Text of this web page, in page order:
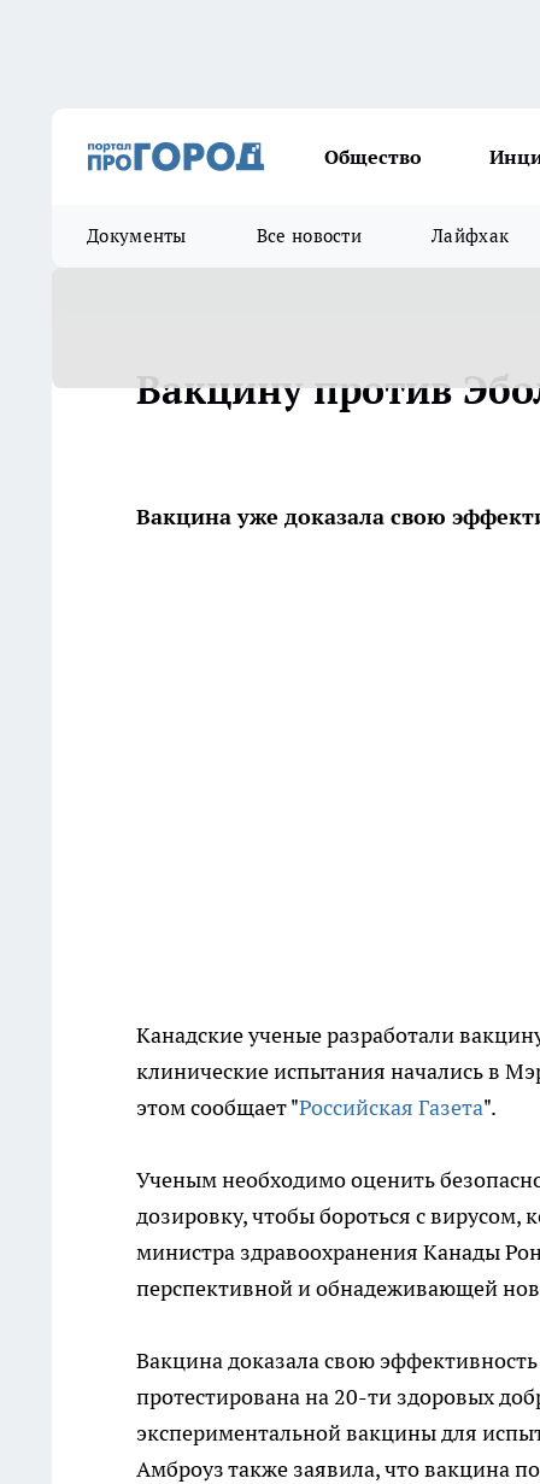
Общество
Документы Все новости Лайфхак
Вакцину против
Вакцина уже доказала свою
Канадские ученые разработали
клинические испытания начались в
этом сообщает "Российская Газета".
Ученым необходимо оценить
дозировку, чтобы бороться с вирусом,
министра здравоохранения Канады
перспективной и обнадеживающей
Вакцина доказала свою
протестирована на 20-ти здоровых
экспериментальной вакцины для
Амброуз также заявила, что вакцина